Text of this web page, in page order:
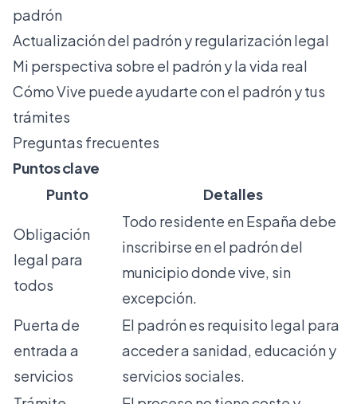
padrón
Actualización del padrón y regularización legal
Mi perspectiva sobre el padrón y la vida real
Cómo Vive puede ayudarte con el padrón y tus
trámites
Preguntas frecuentes
Puntos clave
Punto
Detalles
Obligación
legal para
todos
Todo residente en España debe
inscribirse en el padrón del
municipio donde vive, sin
excepción.
Puerta de
entrada a
servicios
El padrón es requisito legal para
acceder a sanidad, educación y
servicios sociales.